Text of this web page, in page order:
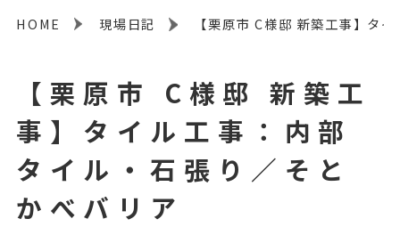
HOME 現場日記 【栗原市 C様邸 新築工事】タ
【栗原市 C様邸 新築工
事】タイル工事：内部
タイル・石張り／そと
かべバリア